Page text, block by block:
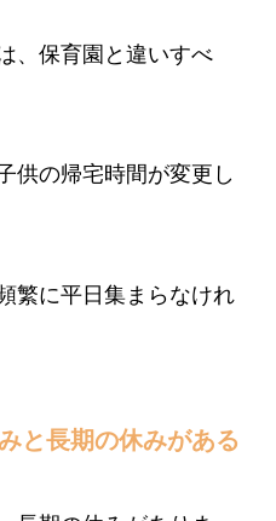
、保育園と違いすべ
供の帰宅時間が変更し
繁に平日集まらなけれ
と長期の休みがある